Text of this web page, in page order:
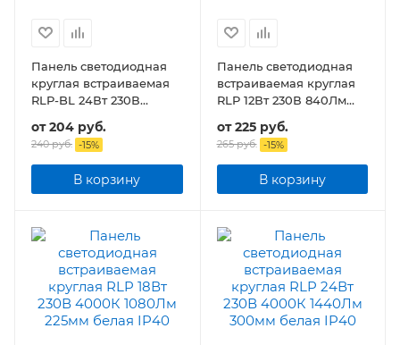
Панель светодиодная
круглая встраиваемая
RLP-BL 24Вт 230В
подсветкой белая
от204 руб.
240 руб. -15%
В корзину
Панель светодиодная
встраиваемая круглая
RLP 12Вт 230В 840Лм
от225 руб.
265 руб. -15%
В корзину